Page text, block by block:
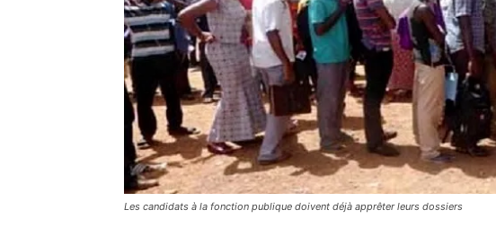
Les candidats à la fonction publique doivent déjà apprêter leurs dossiers